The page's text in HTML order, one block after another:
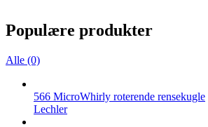
Populære produkter
Alle (0)
566 MicroWhirly roterende rensekugle
Lechler